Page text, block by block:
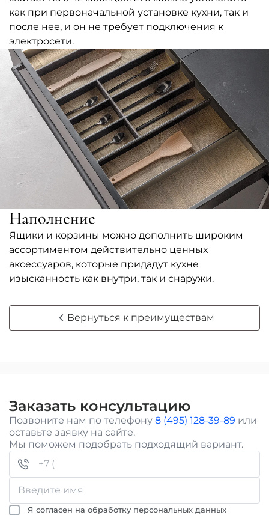
как при первоначальной установке кухни, так и
после нее, и он не требует подключения к
электросети.
Наполнение
Ящики и корзины можно дополнить широким
ассортиментом действительно ценных
аксессуаров, которые придадут кухне
изысканность как внутри, так и снаружи.
Вернуться к преимуществам
Заказать консультацию
Позвоните нам по телефону 8 (495) 128-39-89 или
оставьте заявку на сайте.
Мы поможем подобрать подходящий вариант.
Я согласен на обработку персональных данных